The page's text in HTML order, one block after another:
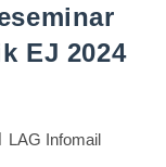
EJ 2024
LAG Infomail